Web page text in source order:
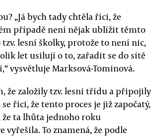
„Já bych tady chtěla říci, že
případě není nějak ublížit těmto
lesní školky, protože to není nic,
let usilují o to, zařadit se do sítě
vysvětluje Marksová-Tominová.
že založily tzv. lesní třídu a připojily
říci, že tento proces je již započatý,
ta lhůta jednoho roku
vyřešila. To znamená, že podle